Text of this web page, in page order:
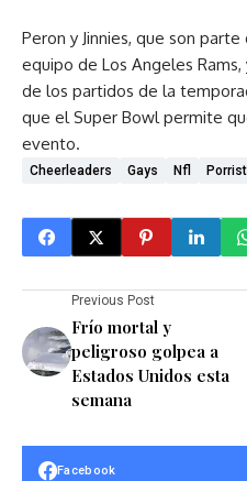
Peron y Jinnies, que son
equipo de Los Angeles
de los partidos de la
que el Super Bowl permite
evento.
Cheerleaders Gays Nfl
Previous Post
Frío mortal y
peligroso golpea a
Estados Unidos esta
semana
Facebook